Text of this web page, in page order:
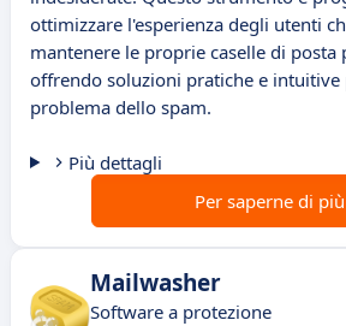
ottimizzare l'esperienza degli utenti
mantenere le proprie caselle di posta
offrendo soluzioni pratiche e
problema dello spam.
Più dettagli
Per saperne di più
Mailwasher
Software a protezione